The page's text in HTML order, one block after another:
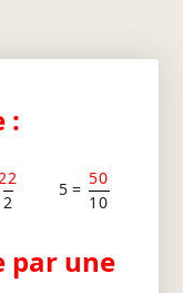
:
2
5 =
50
10
par une